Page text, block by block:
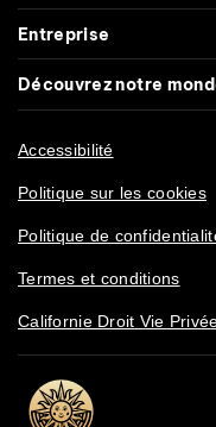
Entreprise
Découvrez notre
Accessibilité
Politique sur les cookies
Politique de
Termes et conditions
Californie Droit Vie